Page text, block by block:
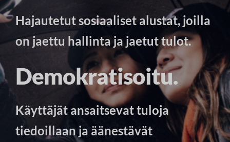
Hajautetut sosiaaliset alustat, joilla
on jaettu hallinta ja jaetut tulot.
Demokratisoitu.
Käyttäjät ansaitsevat tuloja
tiedoillaan ja äänestävät